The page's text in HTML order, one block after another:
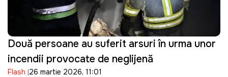
Două persoane au suferit arsuri în urma unor
incendii provocate de neglijență
Flash 26 martie 2026, 11:01